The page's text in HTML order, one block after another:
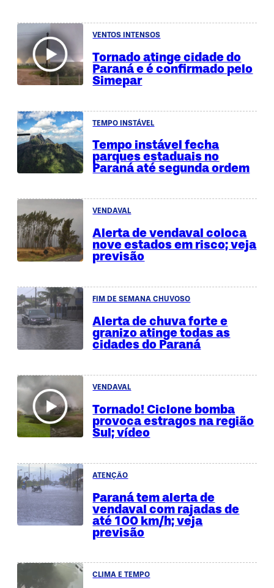
VENTOS INTENSOS
Tornado atinge cidade do
Paraná e é confirmado pelo
Simepar
TEMPO INSTÁVEL
Tempo instável fecha
parques estaduais no
Paraná até segunda ordem
VENDAVAL
Alerta de vendaval coloca
nove estados em risco; veja
previsão
FIM DE SEMANA CHUVOSO
Alerta de chuva forte e
granizo atinge todas as
cidades do Paraná
VENDAVAL
Tornado! Ciclone bomba
provoca estragos na região
Sul; vídeo
ATENÇÃO
Paraná tem alerta de
vendaval com rajadas de
até 100 km/h; veja
previsão
CLIMA E TEMPO